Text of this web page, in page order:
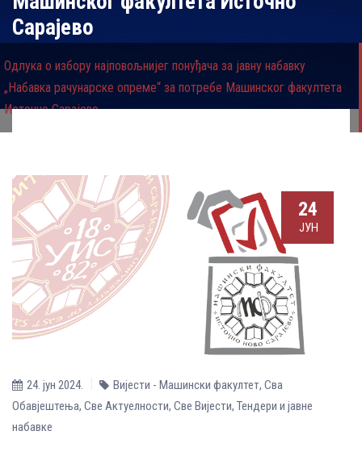
Сарајево
Одлука о избору најповољнијег понуђача за јавну набавку
„Набавка рачунарске опреме“ за потребе Машинског факултета
Источно Сарајево
24
ЈУН
24. јун 2024. Вијести - Машински факултет, Сва
Обавјештења, Све Aктуелности, Све Вијести, Тендери и јавне
набавке